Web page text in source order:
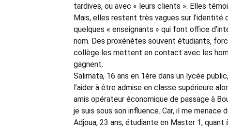
tardives, ou avec « leurs clients ». Elles
Mais, elles restent très vagues sur
quelques « enseignants » qui font office
nom. Des proxénètes souvent étudiants,
collège les mettent en contact avec les
gagnent.
Salimata, 16 ans en 1ère dans un lycée
l’aider à être admise en classe supérieure
amis opérateur économique de passage à
je suis sous son influence. Car, il me
Adjoua, 23 ans, étudiante en Master 1,